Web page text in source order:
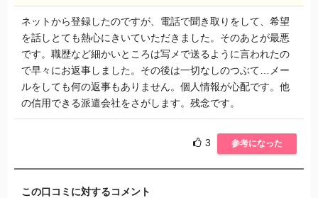
ネットから登録したのですが、電話で聞き取りをして、希望
を話しとても熱心にきいていただきました。そのあとが最悪
です。職歴など細かいところは写メで送るように言われたの
で早々にお返事しました。その後は一切なしのつぶて…メー
ルをしても何の返事もありません。個人情報が心配です。他
の信用できる派遣会社をさがします。残念です。
3 参考になった
この口コミに対するコメント